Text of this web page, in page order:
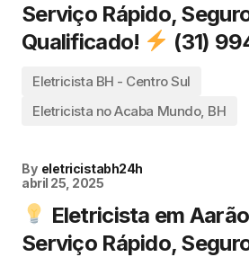
Serviço Rápido,
Qualificado!
(31)
Eletricista BH - Centro Sul
Eletricista no Acaba Mundo, BH
By eletricistabh24h
abril 25, 2025
Eletricista em Aarão
Serviço Rápido,